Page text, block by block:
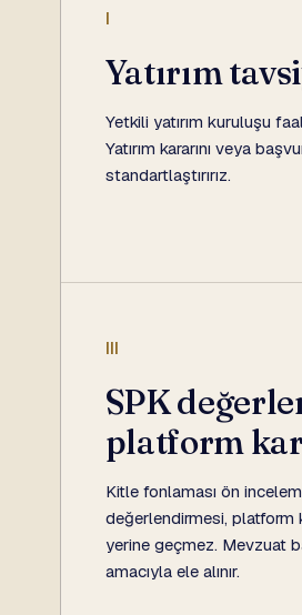
I
Yatırım
Yetkili yatırım kuruluşu
Yatırım kararını veya
standartlaştırırız.
III
SPK
platform
Kitle fonlaması ön
değerlendirmesi, platform
yerine geçmez. Mevzuat
amacıyla ele alınır.